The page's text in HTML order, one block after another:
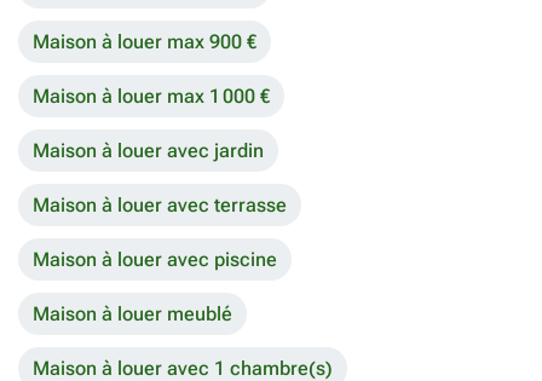
Maison à louer max 900 €
Maison à louer max 1 000 €
Maison à louer avec jardin
Maison à louer avec terrasse
Maison à louer avec piscine
Maison à louer meublé
Maison à louer avec 1 chambre(s)